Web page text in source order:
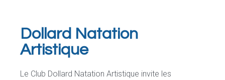
Dollard Natation
Artistique
Le Club Dollard Natation Artistique invite les